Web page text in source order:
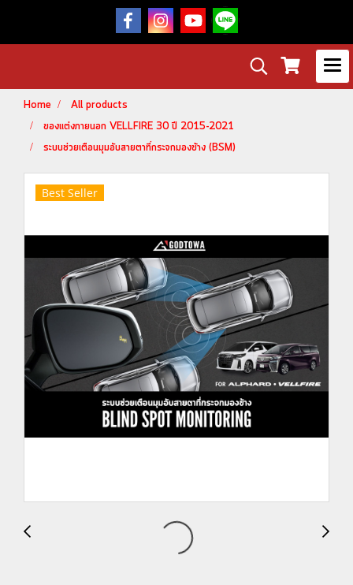
Home
All products
ของแต่งภายนอก VELLFIRE 30 ปี 2015-2021
ระบบช่วยเตือนมุมอับสายตาที่กระจกมองข้าง (BSM)
Best Seller